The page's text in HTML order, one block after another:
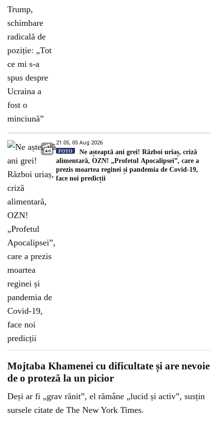
21:05, 05 Aug 2026
FOTO
Ne așteaptă ani grei! Război uriaș, criză
alimentară, OZN! „Profetul Apocalipsei”, care a
prezis moartea reginei și pandemia de Covid-19,
face noi predicții
Mojtaba Khamenei cu dificultate și are nevoie
de o proteză la un picior
Deși ar fi „grav rănit”, el rămâne „lucid și activ”, susțin
sursele citate de The New York Times.